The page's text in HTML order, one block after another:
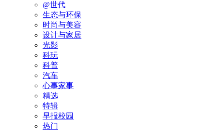
@世代
生态与环保
时尚与美容
设计与家居
光影
科玩
科普
汽车
心事家事
精选
特辑
早报校园
热门